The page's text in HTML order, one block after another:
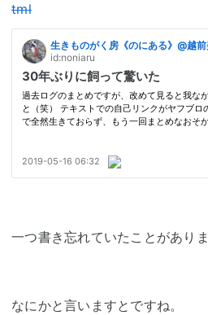
tml
一つ書き忘れていたことがありま
なにかと言いますとですね。